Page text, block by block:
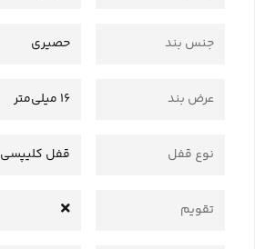
جنس بند حصیری
عرض بند 16 میلی‌متر
نوع قفل قفل کلیپسی
تقویم